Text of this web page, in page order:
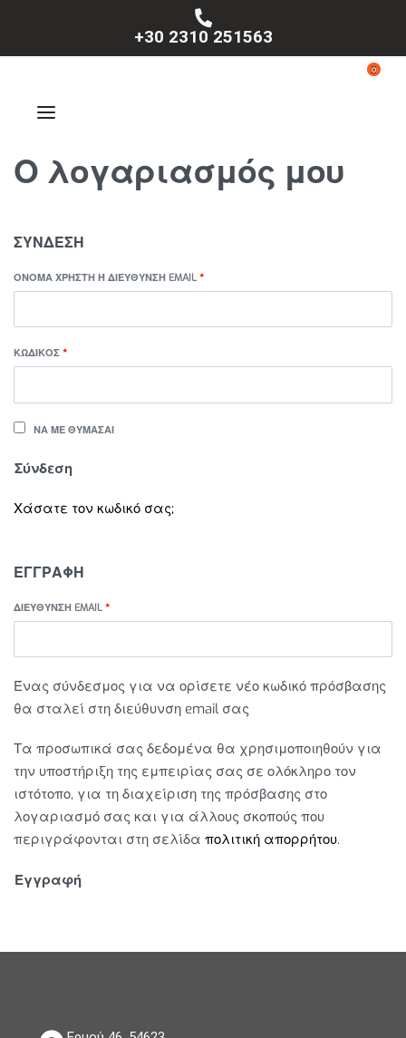
+30 2310 251563
0
Ο λογαριασμός μου
ΣΎΝΔΕΣΗ
ΌΝΟΜΑ ΧΡΉΣΤΗ Ή ΔΙΕΎΘΥΝΣΗ EMAIL *
ΚΩΔΙΚΌΣ *
ΝΑ ΜΕ ΘΥΜΆΣΑΙ
Σύνδεση
Χάσατε τον κωδικό σας;
ΕΓΓΡΑΦΉ
ΔΙΕΎΘΥΝΣΗ EMAIL *
Ένας σύνδεσμος για να ορίσετε νέο κωδικό πρόσβασης
θα σταλεί στη διεύθυνση email σας
Τα προσωπικά σας δεδομένα θα χρησιμοποιηθούν για
την υποστήριξη της εμπειρίας σας σε ολόκληρο τον
ιστότοπο, για τη διαχείριση της πρόσβασης στο
λογαριασμό σας και για άλλους σκοπούς που
περιγράφονται στη σελίδα πολιτική απορρήτου.
Εγγραφή